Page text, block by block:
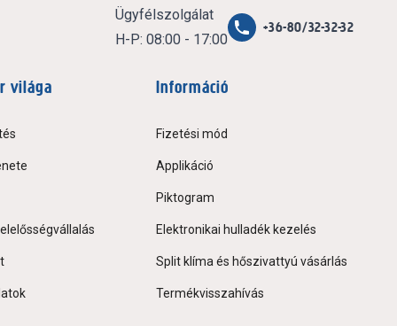
Ügyfélszolgálat
H-P: 08:00 - 17:00
+36-80/32-32-32
világa Információ
Fizetési mód
Applikáció
Piktogram
Elektronikai hulladék kezelés
Split klíma és hőszivattyú vásárlás
Termékvisszahívás